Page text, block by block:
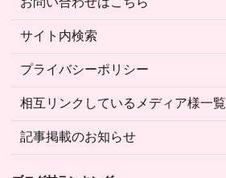
サイト内検索
プライバシーポリシー
相互リンクしているメディア様一覧
記事掲載のお知らせ